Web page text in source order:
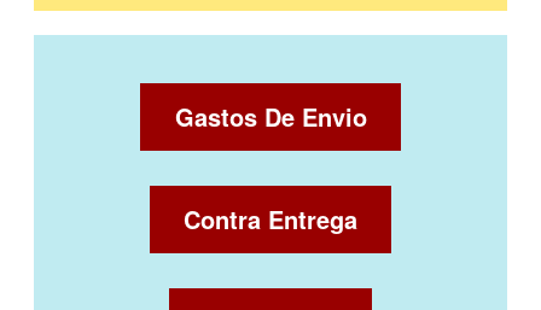
Gastos De Envio
Contra Entrega